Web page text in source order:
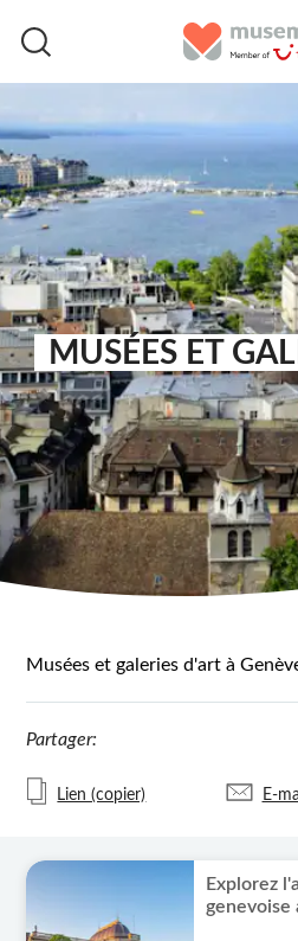
MUSÉES ET
Musées et galeries d'art à
Partager:
Lien (copier) E-
Explorez
genevoise